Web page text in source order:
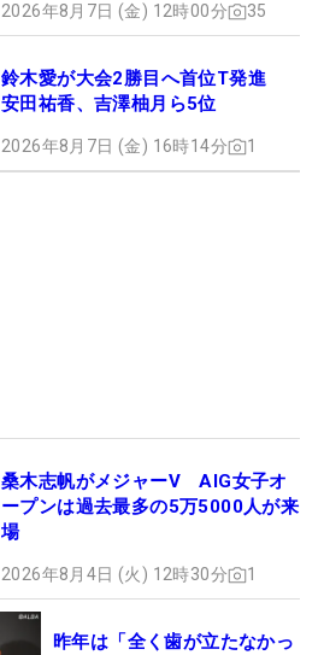
2026年8月7日 (金) 12時00分 35
鈴木愛が大会2勝目へ首位T発進
安田祐香、吉澤柚月ら5位
2026年8月7日 (金) 16時14分 1
桑木志帆がメジャーV AIG女子オ
ープンは過去最多の5万5000人が来
場
2026年8月4日 (火) 12時30分 1
昨年は「全く歯が立たなかっ